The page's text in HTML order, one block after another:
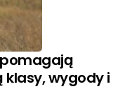
klasy, wygody i